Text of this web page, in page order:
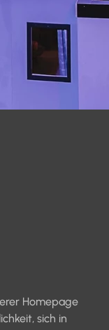
Homepage
sich in